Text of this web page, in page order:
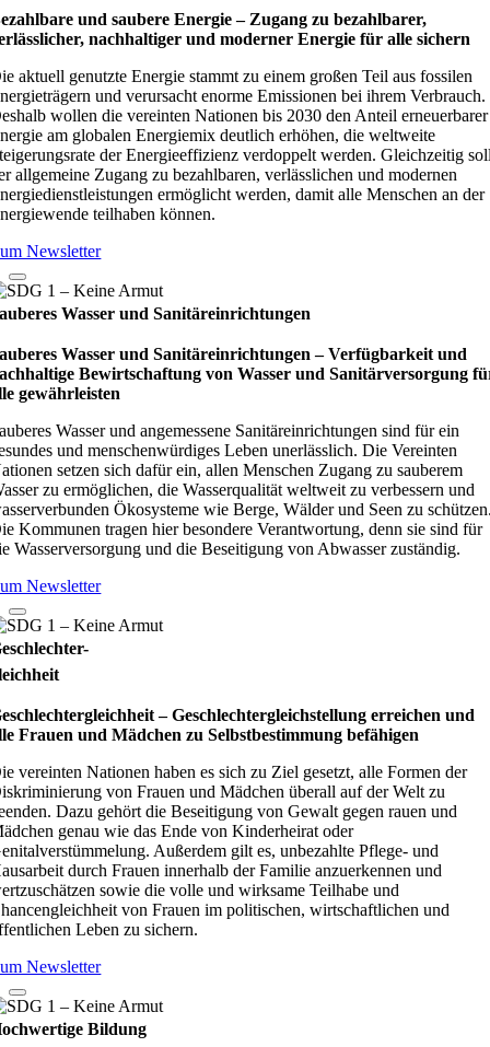
und saubere Energie – Zugang zu bezahlbarer,
nachhaltiger und moderner Energie für alle sichern
aktuell genutzte Energie stammt zu einem großen Teil aus fossilen
und verursacht enorme Emissionen bei ihrem Verbrauch.
wollen die vereinten Nationen bis 2030 den Anteil erneuerbarer
am globalen Energiemix deutlich erhöhen, die weltweite
der Energieeffizienz verdoppelt werden. Gleichzeitig
allgemeine Zugang zu bezahlbaren, verlässlichen und modernen
ermöglicht werden, damit alle Menschen an der
teilhaben können.
Newsletter
Wasser und Sanitäreinrichtungen
Wasser und Sanitäreinrichtungen – Verfügbarkeit und
Bewirtschaftung von Wasser und Sanitärversorgung
gewährleisten
Wasser und angemessene Sanitäreinrichtungen sind für ein
und menschenwürdiges Leben unerlässlich. Die Vereinten
setzen sich dafür ein, allen Menschen Zugang zu sauberem
zu ermöglichen, die Wasserqualität weltweit zu verbessern und
Ökosysteme wie Berge, Wälder und Seen zu
Kommunen tragen hier besondere Verantwortung, denn sie sind für
Wasserversorgung und die Beseitigung von Abwasser zuständig.
Newsletter
– Geschlechtergleichstellung erreichen und
Frauen und Mädchen zu Selbstbestimmung befähigen
vereinten Nationen haben es sich zu Ziel gesetzt, alle Formen der
von Frauen und Mädchen überall auf der Welt zu
Dazu gehört die Beseitigung von Gewalt gegen rauen und
genau wie das Ende von Kinderheirat oder
Außerdem gilt es, unbezahlte Pflege- und
durch Frauen innerhalb der Familie anzuerkennen und
sowie die volle und wirksame Teilhabe und
von Frauen im politischen, wirtschaftlichen und
Leben zu sichern.
Newsletter
Bildung